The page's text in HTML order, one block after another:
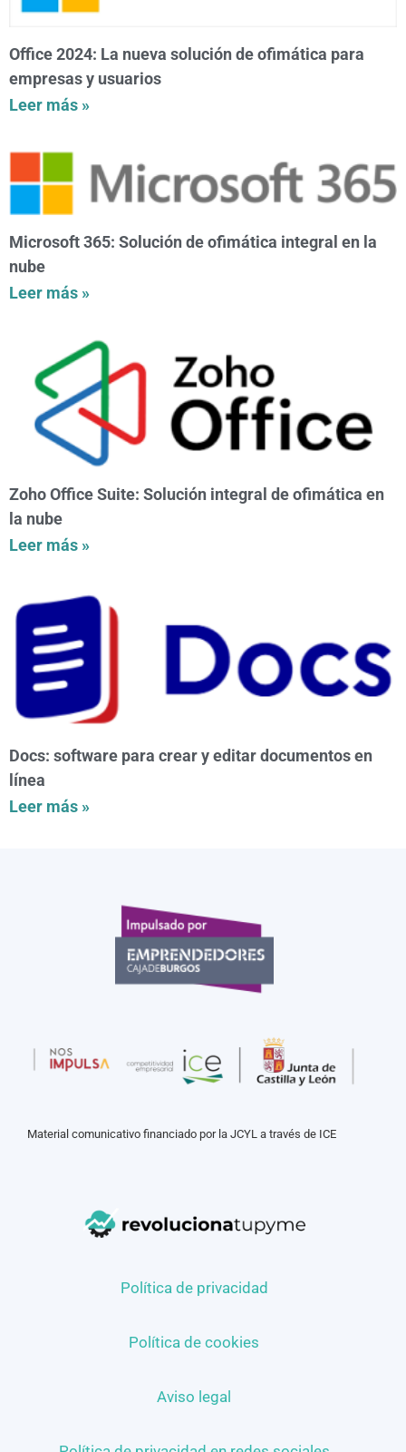
Office 2024: La nueva solución de ofimática para
empresas y usuarios
Leer más »
Microsoft 365: Solución de ofimática integral en la
nube
Leer más »
Zoho Office Suite: Solución integral de ofimática en
la nube
Leer más »
Docs: software para crear y editar documentos en
línea
Leer más »
Material comunicativo financiado por la JCYL a través de ICE
Política de privacidad
Política de cookies
Aviso legal